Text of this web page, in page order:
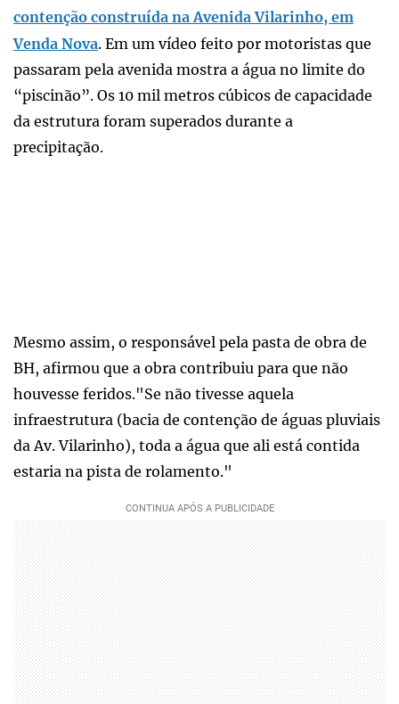
contenção construída na Avenida Vilarinho, em
Venda Nova. Em um vídeo feito por motoristas que
passaram pela avenida mostra a água no limite do
“piscinão”. Os 10 mil metros cúbicos de capacidade
da estrutura foram superados durante a
precipitação.
Mesmo assim, o responsável pela pasta de obra de
BH, afirmou que a obra contribuiu para que não
houvesse feridos."Se não tivesse aquela
infraestrutura (bacia de contenção de águas pluviais
da Av. Vilarinho), toda a água que ali está contida
estaria na pista de rolamento."